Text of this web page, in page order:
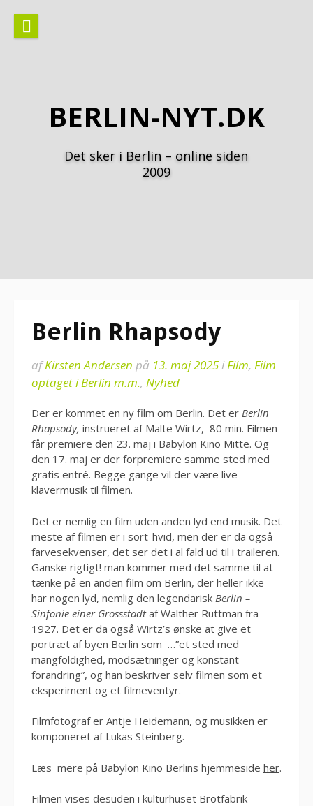
indhold
BERLIN-NYT.DK
Det sker i Berlin – online siden
2009
Berlin Rhapsody
afKirsten Andersen på 13. maj 2025iFilm, Film
optaget i Berlin m.m., Nyhed
Der er kommet en ny film om Berlin. Det er Berlin
Rhapsody, instrueret af Malte Wirtz, 80 min. Filmen
får premiere den 23. maj i Babylon Kino Mitte. Og
den 17. maj er der forpremiere samme sted med
gratis entré. Begge gange vil der være live
klavermusik til filmen.
Det er nemlig en film uden anden lyd end musik. Det
meste af filmen er i sort-hvid, men der er da også
farvesekvenser, det ser det i al fald ud til i traileren.
Ganske rigtigt! man kommer med det samme til at
tænke på en anden film om Berlin, der heller ikke
har nogen lyd, nemlig den legendarisk Berlin –
Sinfonie einer Grossstadtaf Walther Ruttman fra
1927. Det er da også Wirtz’s ønske at give et
portræt af byen Berlin som …”et sted med
mangfoldighed, modsætninger og konstant
forandring”, og han beskriver selv filmen som et
eksperiment og et filmeventyr.
Filmfotograf er Antje Heidemann, og musikken er
komponeret af Lukas Steinberg.
Læs mere på Babylon Kino Berlins hjemmeside her.
Filmen vises desuden i kulturhuset Brotfabrik